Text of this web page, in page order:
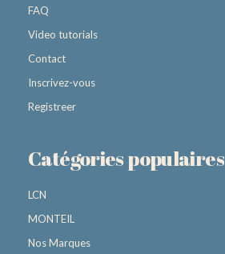
FAQ
Video tutorials
Contact
Inscrivez-vous
Registreer
Catégories populaires
LCN
MONTEIL
Nos Marques